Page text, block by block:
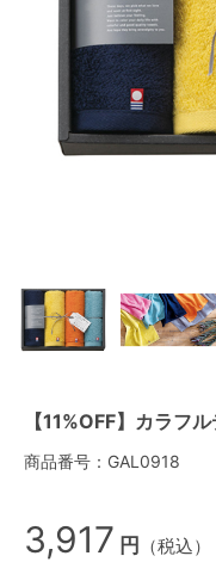
【11%OFF】カラフ
商品番号：GAL0918
3,917 円 （税込）